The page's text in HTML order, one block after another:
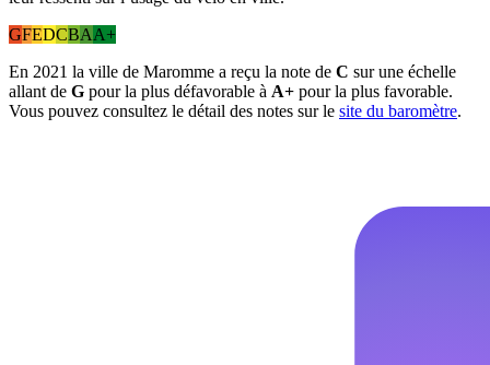
GFEDCBAA+
En 2021 la ville de Maromme a reçu la note de C sur une échelle
allant de G pour la plus défavorable à A+ pour la plus favorable.
Vous pouvez consultez le détail des notes sur le site du baromètre.